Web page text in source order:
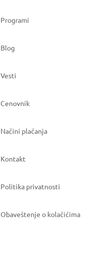
Programi
Blog
Vesti
Cenovnik
Načini plaćanja
Kontakt
Politika privatnosti
Obaveštenje o kolačićima